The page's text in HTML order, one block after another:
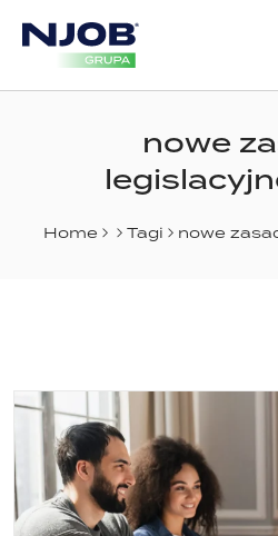
nowe
Home Tagi nowe